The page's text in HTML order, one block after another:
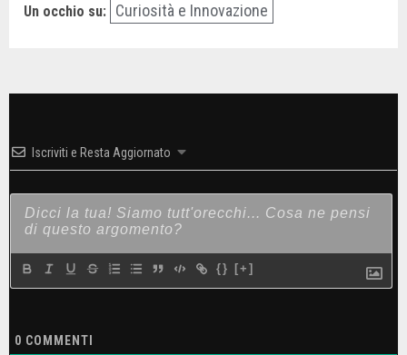
Un occhio su: Curiosità e Innovazione
Iscriviti e Resta Aggiornato
{} [+]
0 COMMENTI